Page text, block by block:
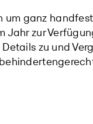
um ganz
Jahr zur
zu und